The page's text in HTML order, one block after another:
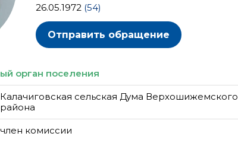
26.05.1972 (54)
Отправить обращение
орган поселения
Калачиговская cельская Дума Верхошижемского
района
член комиссии